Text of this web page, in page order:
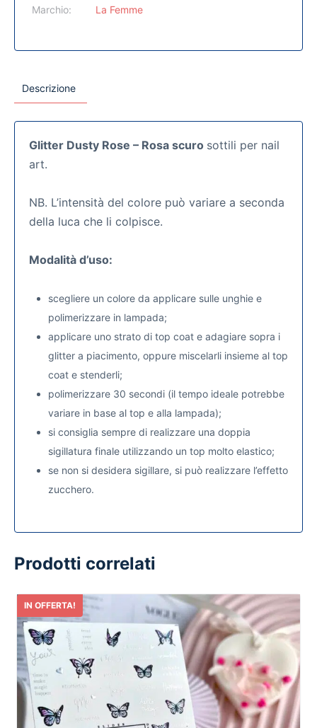
Marchio:
La Femme
Descrizione
Glitter Dusty Rose – Rosa scuro sottili per nail
art.
NB. L’intensità del colore può variare a seconda
della luca che li colpisce.
Modalità d’uso:
scegliere un colore da applicare sulle unghie e
polimerizzare in lampada;
applicare uno strato di top coat e adagiare sopra i
glitter a piacimento, oppure miscelarli insieme al top
coat e stenderli;
polimerizzare 30 secondi (il tempo ideale potrebbe
variare in base al top e alla lampada);
si consiglia sempre di realizzare una doppia
sigillatura finale utilizzando un top molto elastico;
se non si desidera sigillare, si può realizzare l’effetto
zucchero.
Prodotti correlati
IN OFFERTA!